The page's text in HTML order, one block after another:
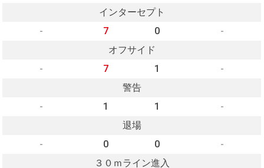
インターセプト
-
7 0
-
オフサイド
-
7 1
-
警告
-
1 1
-
退場
-
0 0
-
３０ｍライン進入